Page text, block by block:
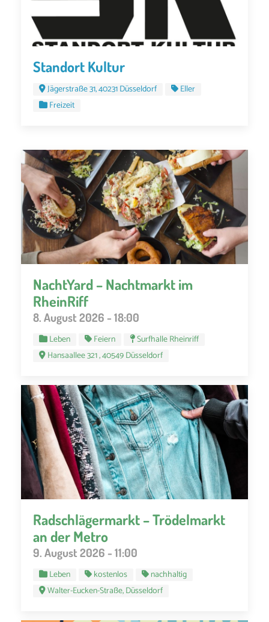
Standort Kultur
Jägerstraße 31, 40231 Düsseldorf
Eller
Freizeit
NachtYard – Nachtmarkt im
RheinRiff
8. August 2026 - 18:00
Leben Feiern
Surfhalle Rheinriff
Hansaallee 321 , 40549 Düsseldorf
Radschlägermarkt – Trödelmarkt
an der Metro
9. August 2026 - 11:00
Leben kostenlos
nachhaltig
Walter-Eucken-Straße, Düsseldorf